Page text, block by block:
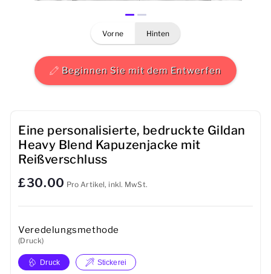
Baby
Tassen
Handtücher
Taschen
Sport-Accessoires
vorne hinten
Beginnen Sie mit dem Entwerfen
Eine personalisierte, bedruckte Gildan
Heavy Blend Kapuzenjacke mit
Reißverschluss
£30.00 Pro Artikel, inkl. MwSt.
Veredelungsmethode
(Druck)
Druck Stickerei